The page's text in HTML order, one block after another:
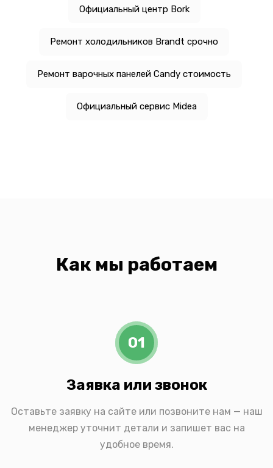
Официальный центр Bork
Ремонт холодильников Brandt срочно
Ремонт варочных панелей Candy стоимость
Официальный сервис Midea
Как мы работаем
01
Заявка или звонок
Оставьте заявку на сайте или позвоните нам — наш
менеджер уточнит детали и запишет вас на
удобное время.